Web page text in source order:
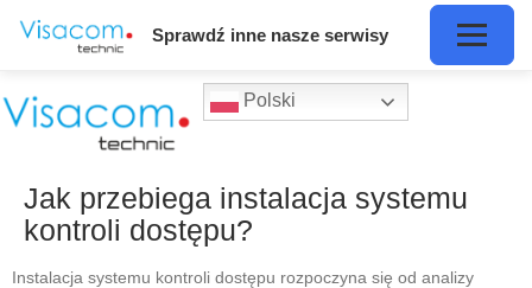
Polski
Jak przebiega instalacja systemu
kontroli dostępu?
Instalacja systemu kontroli dostępu rozpoczyna się od analizy
Sprawdź inne nasze serwisy